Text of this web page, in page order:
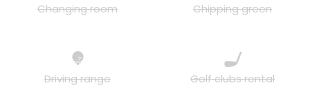
Changing room Chipping green
Driving range Golf clubs rental